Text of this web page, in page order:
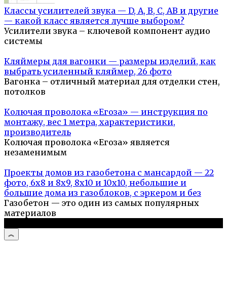
Классы усилителей звука — D, A, B, C, AB и другие
— какой класс является лучше выбором?
Усилители звука – ключевой компонент аудио
системы
Кляймеры для вагонки — размеры изделий, как
выбрать усиленный кляймер, 26 фото
Вагонка – отличный материал для отделки стен,
потолков
Колючая проволока «Егоза» — инструкция по
монтажу, вес 1 метра, характеристики,
производитель
Колючая проволока «Егоза» является
незаменимым
Проекты домов из газобетона с мансардой — 22
фото, 6х8 и 8х9, 8х10 и 10х10, небольшие и
большие дома из газоблоков, с эркером и без
Газобетон — это один из самых популярных
материалов